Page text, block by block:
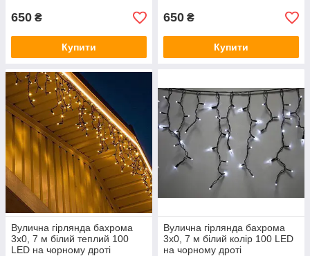
650 ₴
Купити
650 ₴
Купити
Вулична гірлянда бахрома
3x0, 7 м білий теплий 100
LED на чорному дроті
Вулична гірлянда бахрома
3x0, 7 м білий колір 100 LED
на чорному дроті